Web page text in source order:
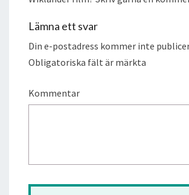
Lämna ett svar
Din e-postadress kommer inte
Obligatoriska fält är märkta
Kommentar